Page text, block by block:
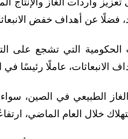
فضلًا عن أهداف خفض
الحكومية التي تشجع على
الانبعاثات، عاملًا رئيسًا
الطبيعي في الصين،